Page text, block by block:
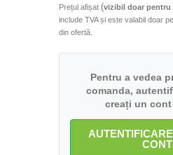
Prețul afișat (vizibil doar
include TVA și este valabil doar
din ofertă.
Pentru a vedea
comanda,
creați un
CONT